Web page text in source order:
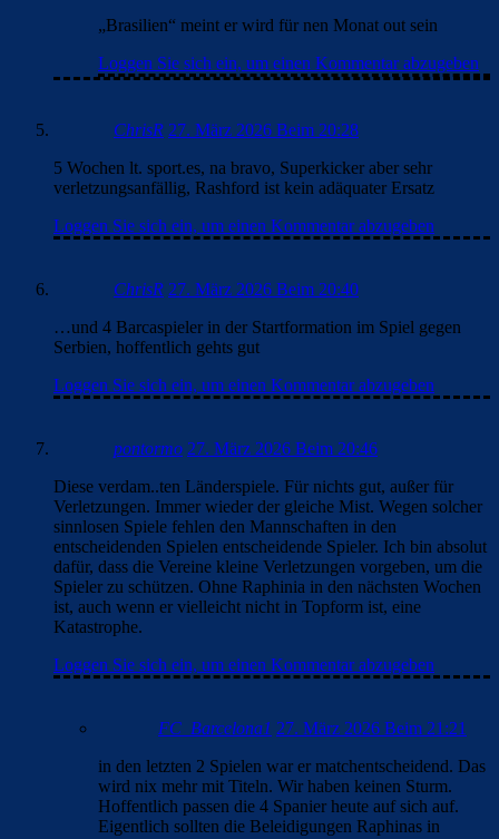
„Brasilien“ meint er wird für nen Monat out sein
Loggen Sie sich ein, um einen Kommentar abzugeben
ChrisR 27. März 2026 Beim 20:28
5 Wochen lt. sport.es, na bravo, Superkicker aber sehr
verletzungsanfällig, Rashford ist kein adäquater Ersatz
Loggen Sie sich ein, um einen Kommentar abzugeben
ChrisR 27. März 2026 Beim 20:40
…und 4 Barcaspieler in der Startformation im Spiel gegen
Serbien, hoffentlich gehts gut
Loggen Sie sich ein, um einen Kommentar abzugeben
pontormo 27. März 2026 Beim 20:46
Diese verdam..ten Länderspiele. Für nichts gut, außer für
Verletzungen. Immer wieder der gleiche Mist. Wegen solcher
sinnlosen Spiele fehlen den Mannschaften in den
entscheidenden Spielen entscheidende Spieler. Ich bin absolut
dafür, dass die Vereine kleine Verletzungen vorgeben, um die
Spieler zu schützen. Ohne Raphinia in den nächsten Wochen
ist, auch wenn er vielleicht nicht in Topform ist, eine
Katastrophe.
Loggen Sie sich ein, um einen Kommentar abzugeben
FC_Barcelona1 27. März 2026 Beim 21:21
in den letzten 2 Spielen war er matchentscheidend. Das
wird nix mehr mit Titeln. Wir haben keinen Sturm.
Hoffentlich passen die 4 Spanier heute auf sich auf.
Eigentlich sollten die Beleidigungen Raphinas in